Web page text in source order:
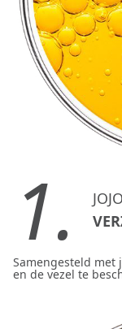
1.
Samengesteld met
en de vezel te